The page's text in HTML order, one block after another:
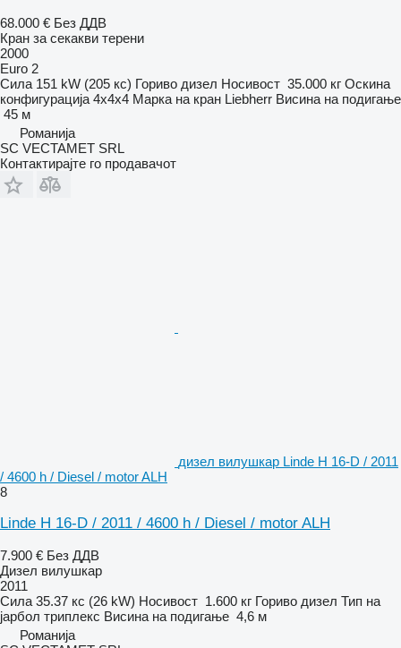
68.000 € Без ДДВ
Кран за секакви терени
2000
Euro 2
Сила 151 kW (205 кс) Гориво дизел Носивост 35.000 кг Оскина
конфигурација 4x4x4 Марка на кран Liebherr Висина на подигање
45 м
Романија
SC VECTAMET SRL
Контактирајте го продавачот
дизел вилушкар Linde H 16-D / 2011
/ 4600 h / Diesel / motor ALH
8
Linde H 16-D / 2011 / 4600 h / Diesel / motor ALH
7.900 € Без ДДВ
Дизел вилушкар
2011
Сила 35.37 кс (26 kW) Носивост 1.600 кг Гориво дизел Тип на
јарбол триплекс Висина на подигање 4,6 м
Романија